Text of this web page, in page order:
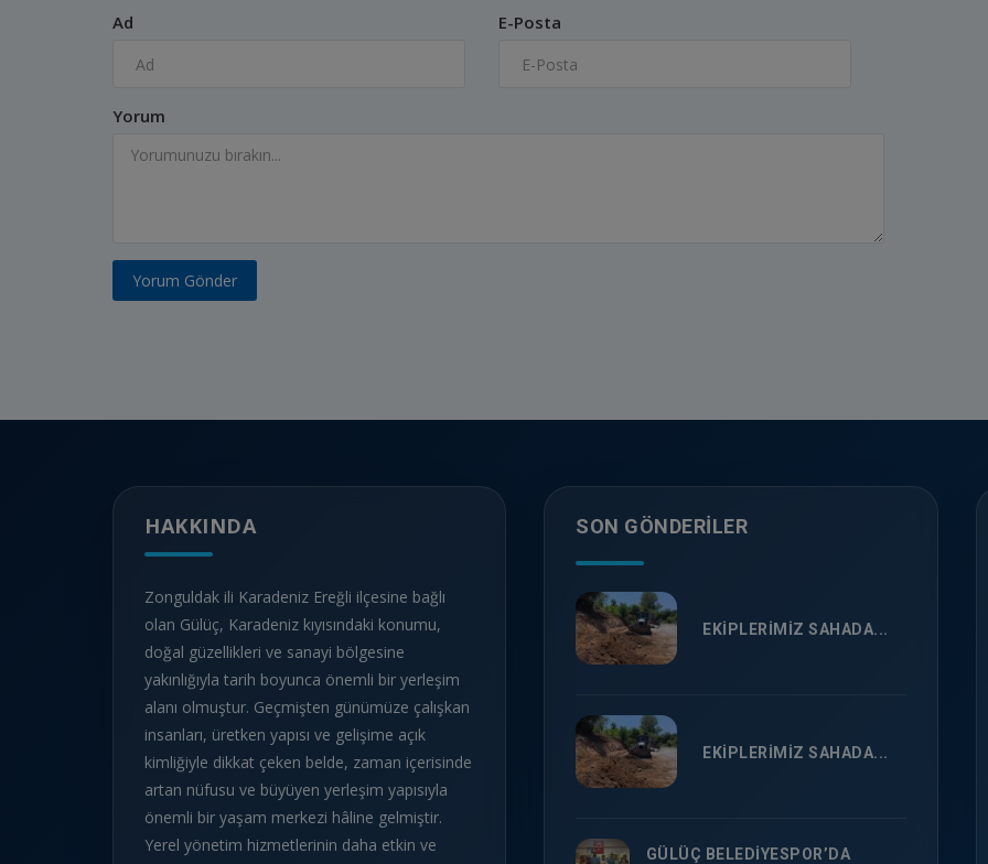
Ad E-Posta
Yorum
Yorum Gönder
HAKKINDA
Zonguldak ili Karadeniz Ereğli ilçesine bağlı
olan Gülüç, Karadeniz kıyısındaki konumu,
doğal güzellikleri ve sanayi bölgesine
yakınlığıyla tarih boyunca önemli bir yerleşim
alanı olmuştur. Geçmişten günümüze çalışkan
insanları, üretken yapısı ve gelişime açık
kimliğiyle dikkat çeken belde, zaman içerisinde
artan nüfusu ve büyüyen yerleşim yapısıyla
önemli bir yaşam merkezi hâline gelmiştir.
Yerel yönetim hizmetlerinin daha etkin ve
SON GÖNDERILER
EKİPLERİMİZ SAHADA...
EKİPLERİMİZ SAHADA...
GÜLÜÇ BELEDİYESPOR’DA